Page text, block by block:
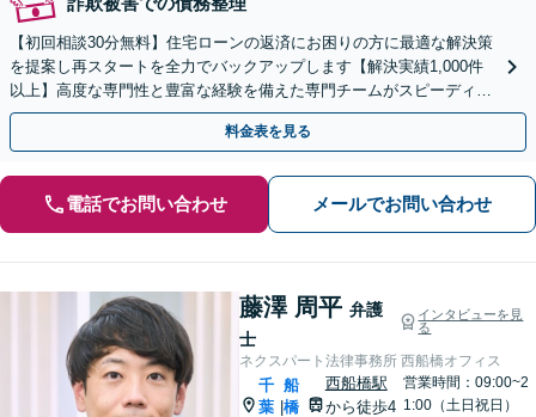
【初回相談30分無料】住宅ローンの返済にお困りの方に最適な解決策
を提案し再スタートを全力でバックアップします【解決実績1,000件
以上】高度な専門性と豊富な経験を備えた専門チームがスピーディー
に対応【分割・後払い応相談】【LINE相談可】
料金表を見る
電話でお問い合わせ メールでお問い合わせ
藤澤 周平 弁護
士
インタビューを見
る
ネクスパート法律事務所 西船橋オフィス
千
葉 |
船
橋
西船橋駅
から徒歩4
営業時間：09:00~2
1:00（土日祝日）